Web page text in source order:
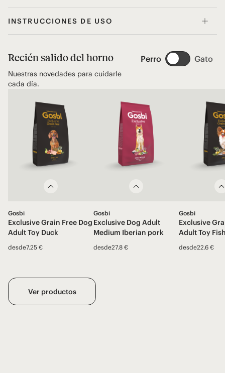
INSTRUCCIONES DE USO
Recién salido del horno
Nuestras novedades para cuidarle
cada día.
Perro Gato
Gosbi
Exclusive Grain Free Dog
Adult Toy Duck
desde7.25 €
Gosbi
Exclusive Dog Adult
Medium Iberian pork
desde27.8 €
Gosbi
Exclusive
Adult Toy
desde22.6 €
Ver productos